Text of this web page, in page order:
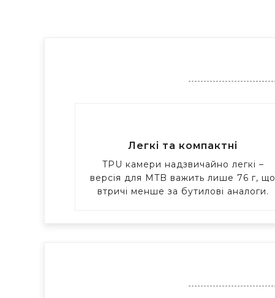
Легкі та компактні
TPU камери надзвичайно легкі –
версія для MTB важить лише 76 г, що
втричі менше за бутилові аналоги.